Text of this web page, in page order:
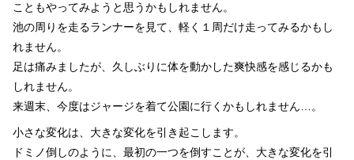
こともやってみようと思うかもしれません。
池の周りを走るランナーを見て、軽く１周だけ走ってみるかもし
れません。
足は痛みましたが、久しぶりに体を動かした爽快感を感じるかも
しれません。
来週末、今度はジャージを着て公園に行くかもしれません…。
小さな変化は、大きな変化を引き起こします。
ドミノ倒しのように、最初の一つを倒すことが、大きな変化を引